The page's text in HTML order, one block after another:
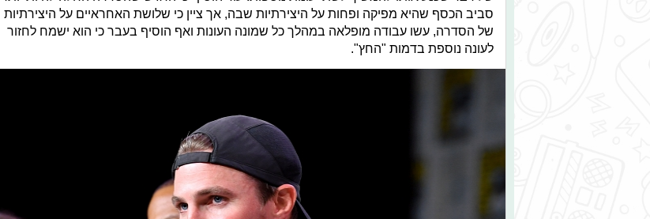
סביב הכסף שהיא מפיקה ופחות על היצירתיות שבה, אך ציין כי שלושת האחראיים על היצירתיות
של הסדרה, עשו עבודה מופלאה במהלך כל שמונה העונות ואף הוסיף בעבר כי הוא ישמח לחזור
לעונה נוספת בדמות "החץ".